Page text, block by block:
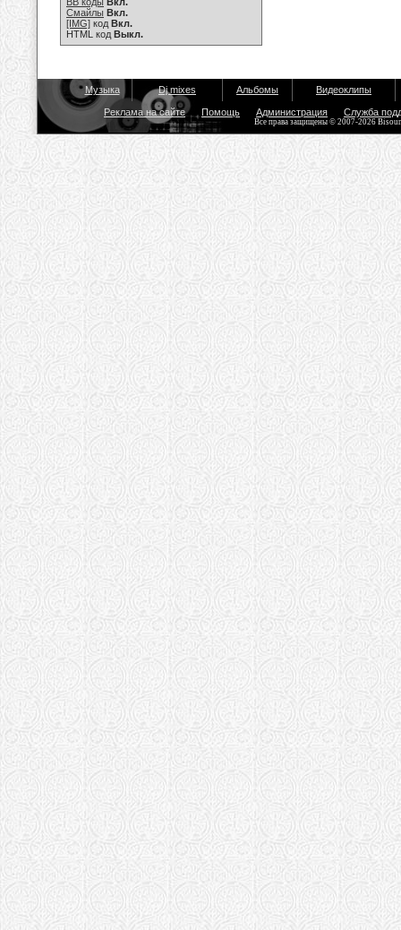
Смайлы Вкл.
[IMG] код Вкл.
HTML код Выкл.
Музыка Dj mixes Альбомы Видеоклипы
Реклама на сайте Помощь Администрация Служба
Все права защищены © 2007-2026